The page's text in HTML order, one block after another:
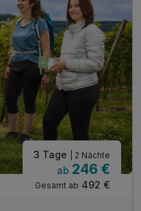
3 Tage | 2 Nächte
ab 246 €
Gesamt ab 492 €